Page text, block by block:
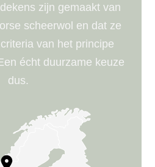
zijn gemaakt van
scheerwol en dat ze
van het principe
écht duurzame keuze
dus.